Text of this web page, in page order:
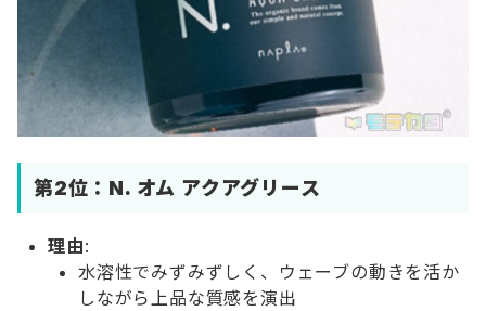
第2位： N. オム アクアグリース
理由:
水溶性でみずみずしく、ウェーブの動きを活か
しながら上品な質感を演出